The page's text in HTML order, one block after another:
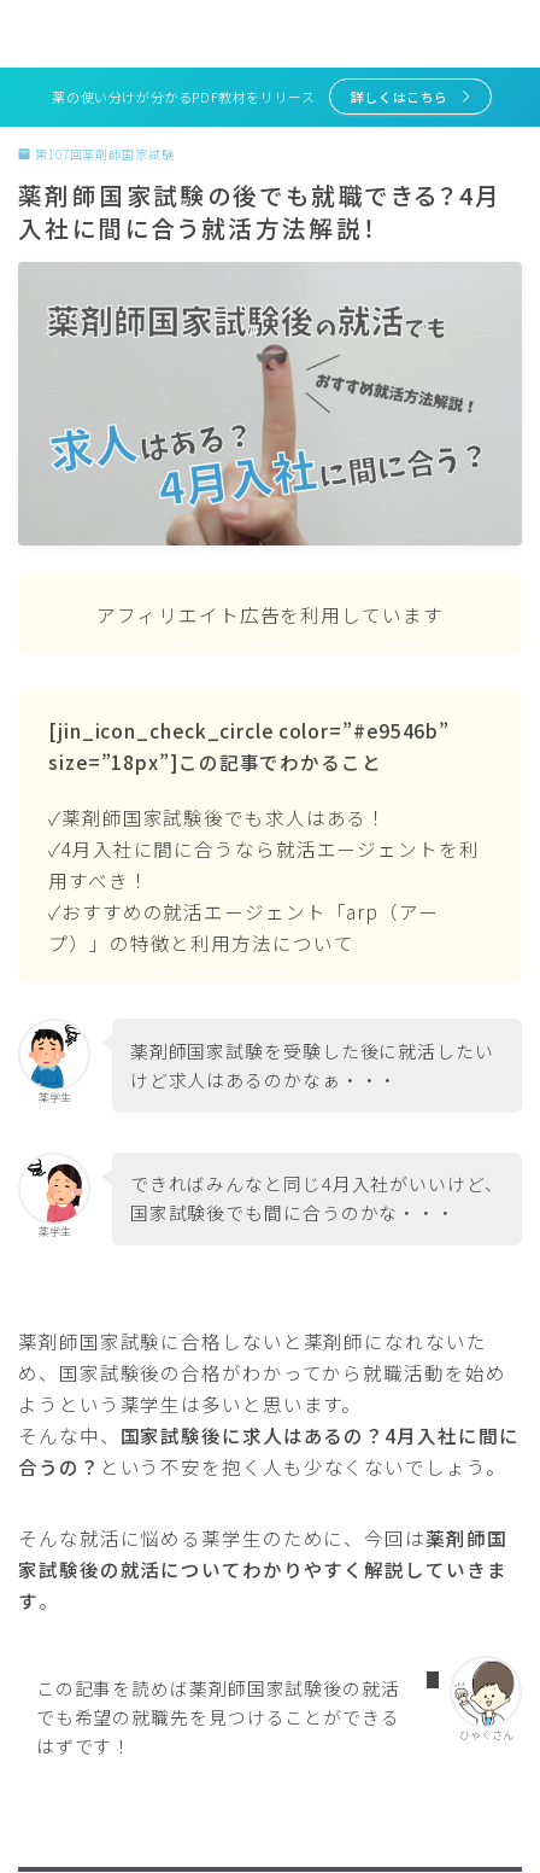
薬の使い分けが分かるPDF教材をリリース 詳しくはこちら
第107回薬剤師国家試験
薬剤師国家試験の後でも就職できる？4月
入社に間に合う就活方法解説！
アフィリエイト広告を利用しています
[jin_icon_check_circle color=”#e9546b”
size=”18px”]この記事でわかること
✓薬剤師国家試験後でも求人はある！
✓4月入社に間に合うなら就活エージェントを利
用すべき！
✓おすすめの就活エージェント「arp（アー
プ）」の特徴と利用方法について
薬学生
薬剤師国家試験を受験した後に就活したい
けど求人はあるのかなぁ・・・
薬学生
できればみんなと同じ4月入社がいいけど、
国家試験後でも間に合うのかな・・・
薬剤師国家試験に合格しないと薬剤師になれないた
め、国家試験後の合格がわかってから就職活動を始め
ようという薬学生は多いと思います。
そんな中、 国家試験後に求人はあるの？4月入社に間に
合うの？ という不安を抱く人も少なくないでしょう。
そんな就活に悩める薬学生のために、今回は薬剤師国
家試験後の就活についてわかりやすく解説していきま
す。
ひゃくさん
この記事を読めば薬剤師国家試験後の就活
でも希望の就職先を見つけることができる
はずです！